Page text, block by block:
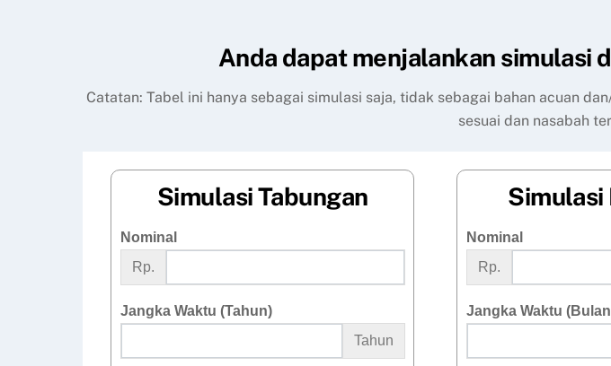
Anda dapat menjalankan simulasi
Catatan: Tabel ini hanya sebagai simulasi saja, tidak sebagai bahan acuan
sesuai dan nasabah
Simulasi Tabungan
Nominal
Rp.
Jangka Waktu (Tahun)
Tahun
Simulasi
Nominal
Rp.
Jangka Waktu